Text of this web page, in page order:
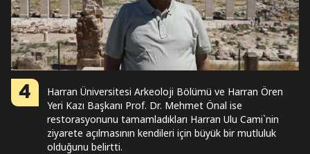
4
Harran Üniversitesi Arkeoloji Bölümü ve Harran Ören
Yeri Kazı Başkanı Prof. Dr. Mehmet Önal ise
restorasyonunu tamamladıkları Harran Ulu Cami`nin
ziyarete açılmasının kendileri için büyük bir mutluluk
olduğunu belirtti.